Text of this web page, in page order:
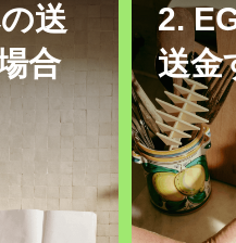
送
合
2.
送金